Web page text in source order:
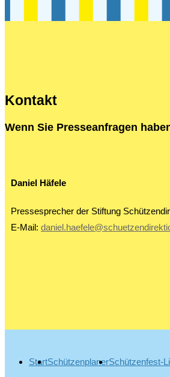
Kontakt
Wenn Sie Presseanfragen
Daniel Häfele
Pressesprecher der Stiftung
E-Mail:
StartSchützenplanerSchützenfest-